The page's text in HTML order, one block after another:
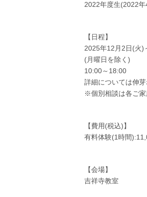
2022年度生(2022
【日程】
2025年12月2日(火)
(月曜日を除く)
10:00～18:00
詳細については伸
※個別相談は各ご家
【費用(税込)】
有料体験(1時間
【会場】
吉祥寺教室